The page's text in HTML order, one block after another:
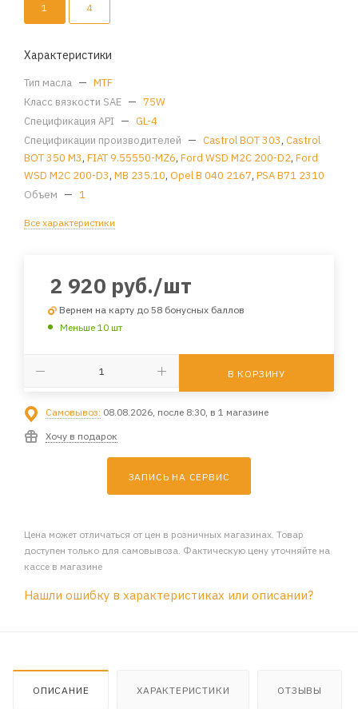
1 4
Характеристики
Тип масла — MTF
Класс вязкости SAE — 75W
Спецификация API — GL-4
Спецификации производителей — Castrol BOT 303, Castrol
BOT 350 M3, FIAT 9.55550-MZ6, Ford WSD M2C 200-D2, Ford
WSD M2C 200-D3, MB 235.10, Opel B 040 2167, PSA B71 2310
Объем — 1
Все характеристики
2 920 руб./шт
Вернем на карту до 58 бонусных баллов
Меньше 10 шт
В КОРЗИНУ
Самовывоз: 08.08.2026, после 8:30, в 1 магазине
Хочу в подарок
ЗАПИСЬ НА СЕРВИС
Цена может отличаться от цен в розничных магазинах. Товар
доступен только для самовывоза. Фактическую цену уточняйте на
кассе в магазине
Нашли ошибку в характеристиках или описании?
ОПИСАНИЕ ХАРАКТЕРИСТИКИ ОТЗЫВЫ